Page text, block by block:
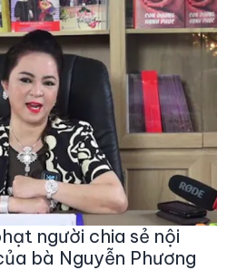
người chia sẻ nội
bà Nguyễn Phương